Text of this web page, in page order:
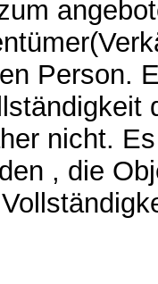
Person.
nicht.
, die